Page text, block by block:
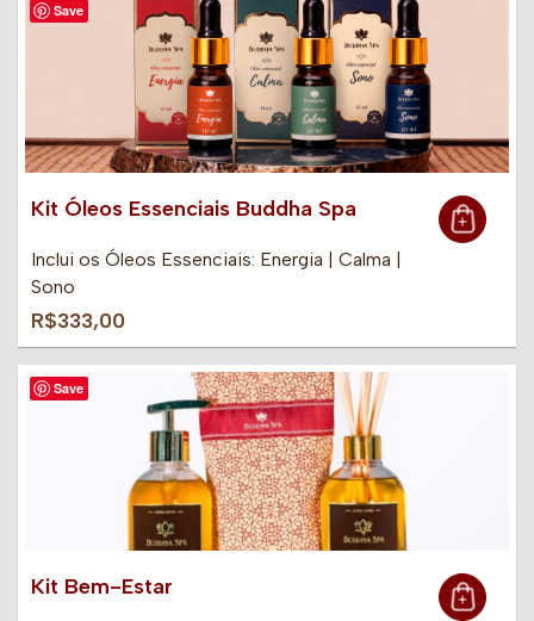
Save
Kit Óleos Essenciais Buddha Spa
Inclui os Óleos Essenciais: Energia | Calma |
Sono
R$333,00
Save
Kit Bem-Estar